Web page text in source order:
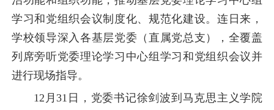
学习和党组织会议制度化、规范化建设。连日来，
学校领导深入各基层党委（直属党总支），全覆盖
列席旁听党委理论学习中心组学习和党组织会议并
进行现场指导。
12月31日，党委书记徐剑波到马克思主义学院